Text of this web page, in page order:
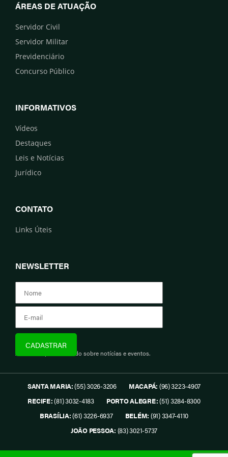
ÁREAS DE ATUAÇÃO
Servidor Civil
Servidor Militar
Previdenciário
Concurso Público
INFORMATIVOS
Vídeos
Destaques
Leis e Notícias
Jurídico
CONTATO
Links Úteis
NEWSLETTER
Assine e fique informado sobre notícias e eventos.
SANTA MARIA:(55) 3026-3206 MACAPÁ: (96) 3223-4907
RECIFE:(81) 3032-4183 PORTO ALEGRE:(51) 3284-8300
BRASÍLIA:(61) 3226-6937 BELÉM: (91) 3347-4110
JOÃO PESSOA: (83) 3021-5737